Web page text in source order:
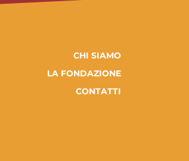
CHI SIAMO
LA FONDAZIONE
CONTATTI